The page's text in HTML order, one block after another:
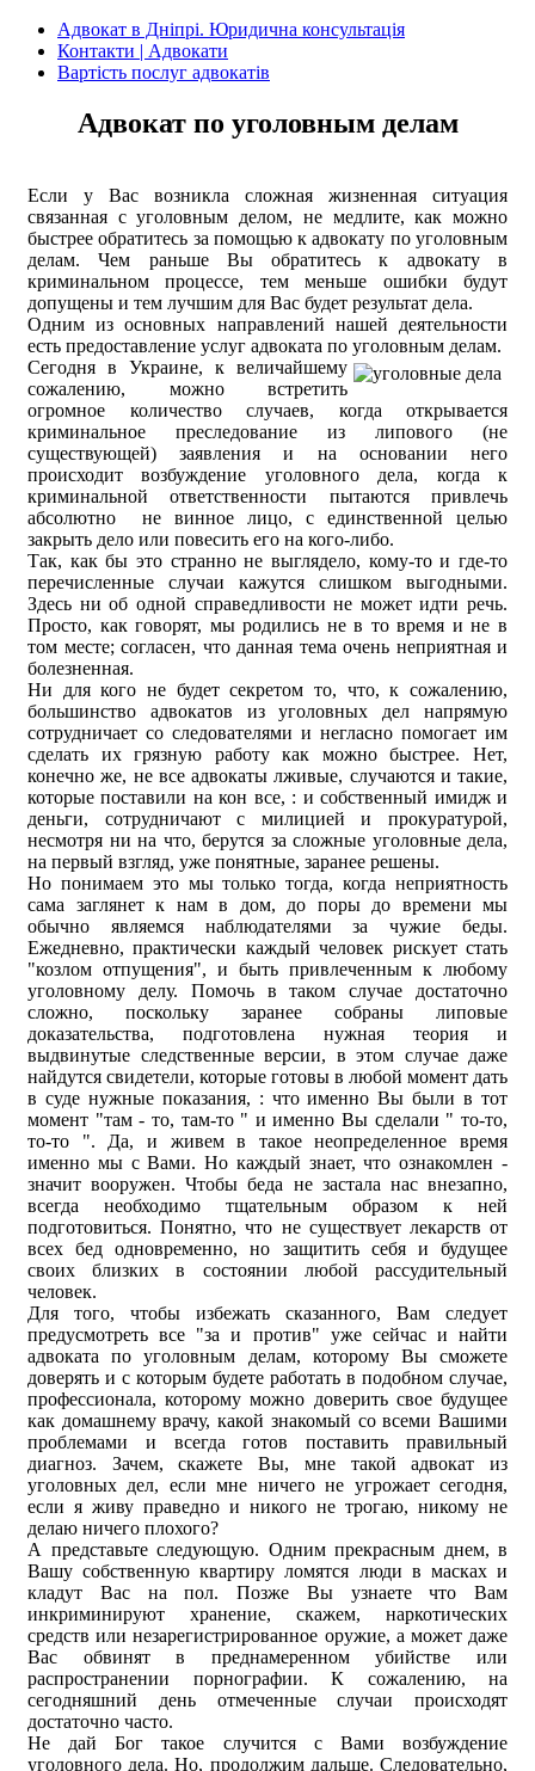
Адвокат в Дніпрі. Юридична консультація
Контакти | Адвокати
Вартість послуг адвокатів
Адвокат по уголовным делам
Если у Вас возникла сложная жизненная ситуация
связанная с уголовным делом, не медлите, как можно
быстрее обратитесь за помощью к адвокату по уголовным
делам. Чем раньше Вы обратитесь к адвокату в
криминальном процессе, тем меньше ошибки будут
допущены и тем лучшим для Вас будет результат дела.
Одним из основных направлений нашей деятельности
есть предоставление услуг адвоката по уголовным делам.
Сегодня в Украине, к величайшему
сожалению, можно встретить
огромное количество случаев, когда открывается
криминальное преследование из липового (не
существующей) заявления и на основании него
происходит возбуждение уголовного дела, когда к
криминальной ответственности пытаются привлечь
абсолютно не винное лицо, с единственной целью
закрыть дело или повесить его на кого-либо.
Так, как бы это странно не выглядело, кому-то и где-то
перечисленные случаи кажутся слишком выгодными.
Здесь ни об одной справедливости не может идти речь.
Просто, как говорят, мы родились не в то время и не в
том месте; согласен, что данная тема очень неприятная и
болезненная.
Ни для кого не будет секретом то, что, к сожалению,
большинство адвокатов из уголовных дел напрямую
сотрудничает со следователями и негласно помогает им
сделать их грязную работу как можно быстрее. Нет,
конечно же, не все адвокаты лживые, случаются и такие,
которые поставили на кон все, : и собственный имидж и
деньги, сотрудничают с милицией и прокуратурой,
несмотря ни на что, берутся за сложные уголовные дела,
на первый взгляд, уже понятные, заранее решены.
Но понимаем это мы только тогда, когда неприятность
сама заглянет к нам в дом, до поры до времени мы
обычно являемся наблюдателями за чужие беды.
Ежедневно, практически каждый человек рискует стать
"козлом отпущения", и быть привлеченным к любому
уголовному делу. Помочь в таком случае достаточно
сложно, поскольку заранее собраны липовые
доказательства, подготовлена нужная теория и
выдвинутые следственные версии, в этом случае даже
найдутся свидетели, которые готовы в любой момент дать
в суде нужные показания, : что именно Вы были в тот
момент "там - то, там-то " и именно Вы сделали " то-то,
то-то ". Да, и живем в такое неопределенное время
именно мы с Вами. Но каждый знает, что ознакомлен -
значит вооружен. Чтобы беда не застала нас внезапно,
всегда необходимо тщательным образом к ней
подготовиться. Понятно, что не существует лекарств от
всех бед одновременно, но защитить себя и будущее
своих близких в состоянии любой рассудительный
человек.
Для того, чтобы избежать сказанного, Вам следует
предусмотреть все "за и против" уже сейчас и найти
адвоката по уголовным делам, которому Вы сможете
доверять и с которым будете работать в подобном случае,
профессионала, которому можно доверить свое будущее
как домашнему врачу, какой знакомый со всеми Вашими
проблемами и всегда готов поставить правильный
диагноз. Зачем, скажете Вы, мне такой адвокат из
уголовных дел, если мне ничего не угрожает сегодня,
если я живу праведно и никого не трогаю, никому не
делаю ничего плохого?
А представьте следующую. Одним прекрасным днем, в
Вашу собственную квартиру ломятся люди в масках и
кладут Вас на пол. Позже Вы узнаете что Вам
инкриминируют хранение, скажем, наркотических
средств или незарегистрированное оружие, а может даже
Вас обвинят в преднамеренном убийстве или
распространении порнографии. К сожалению, на
сегодняшний день отмеченные случаи происходят
достаточно часто.
Не дай Бог такое случится с Вами возбуждение
уголовного дела. Но, продолжим дальше. Следовательно,